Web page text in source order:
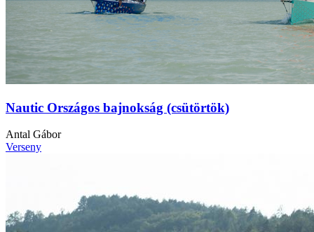
Nautic Országos bajnokság (csütörtök)
Antal Gábor
Verseny